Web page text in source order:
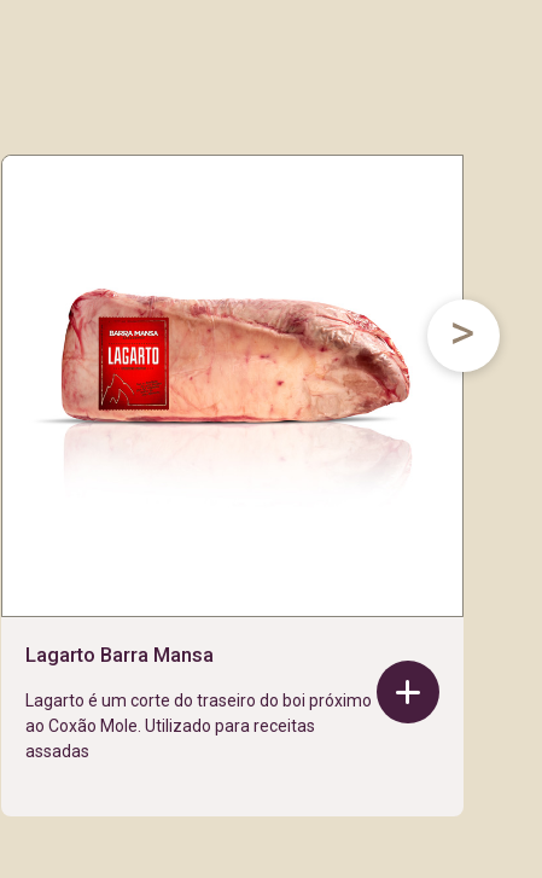
Lagarto Barra Mansa
Lagarto é um corte do traseiro do boi próximo
ao Coxão Mole. Utilizado para receitas
assadas